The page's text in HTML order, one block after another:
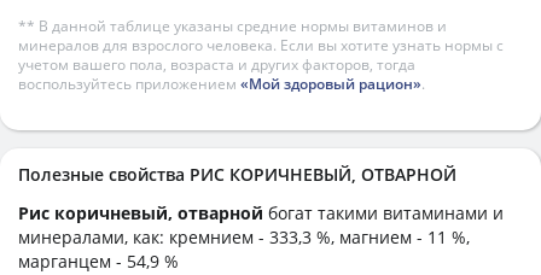
** В данной таблице указаны средние нормы витаминов и
минералов для взрослого человека. Если вы хотите узнать нормы с
учетом вашего пола, возраста и других факторов, тогда
воспользуйтесь приложением «Мой здоровый рацион».
Полезные свойства РИС КОРИЧНЕВЫЙ, ОТВАРНОЙ
Рис коричневый, отварной богат такими витаминами и
минералами, как: кремнием - 333,3 %, магнием - 11 %,
марганцем - 54,9 %